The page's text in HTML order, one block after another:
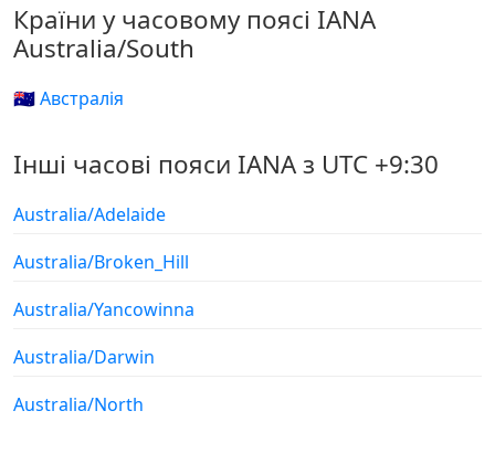
Країни у часовому поясі IANA
Australia/South
🇦🇺 Австралія
Інші часові пояси IANA з UTC +9:30
Australia/Adelaide
Australia/Broken_Hill
Australia/Yancowinna
Australia/Darwin
Australia/North